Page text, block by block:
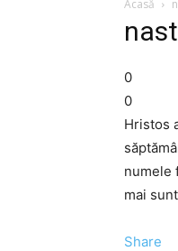
Acasă
0
0
Hristos
numele
mai
Share